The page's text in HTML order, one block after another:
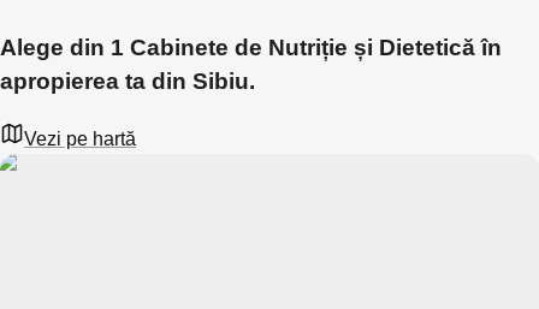
Alege din 1 Cabinete de Nutriție și Dietetică în
apropierea ta din Sibiu.
Vezi pe hartă